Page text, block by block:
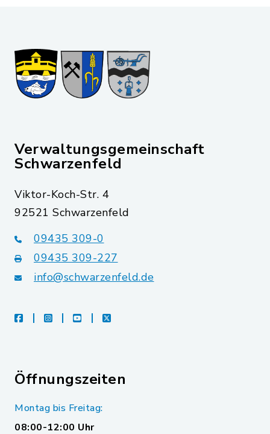
Verwaltungsgemeinschaft
Schwarzenfeld
Viktor-Koch-Str. 4
92521 Schwarzenfeld
09435 309-0
09435 309-227
info@schwarzenfeld.de
facebookinstagramyoutubeX
Öffnungszeiten
Montag bis Freitag:
08:00-12:00 Uhr